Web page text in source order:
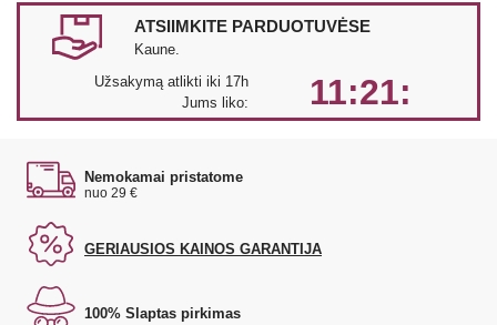
ATSIIMKITE PARDUOTUVĖSE
Kaune.
Užsakymą atlikti iki 17h
Jums liko:
11:21:
Nemokamai pristatome
nuo 29 €
GERIAUSIOS KAINOS GARANTIJA
100% Slaptas pirkimas